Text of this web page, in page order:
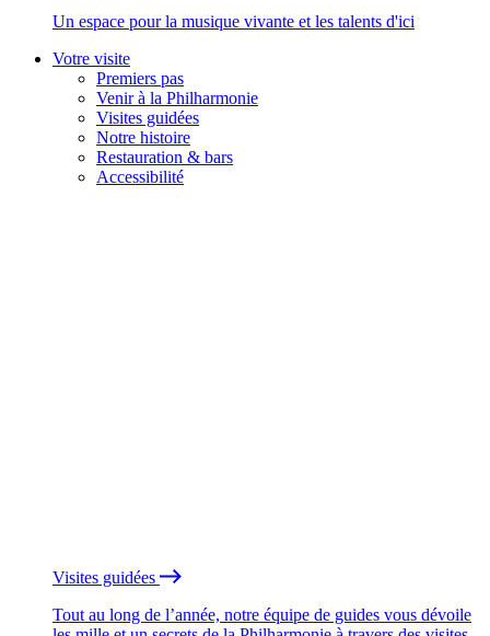
Un espace pour la musique vivante et les talents d'ici
Votre visite
Premiers pas
Venir à la Philharmonie
Visites guidées
Notre histoire
Restauration & bars
Accessibilité
Visites guidées
Tout au long de l’année, notre équipe de guides vous dévoile